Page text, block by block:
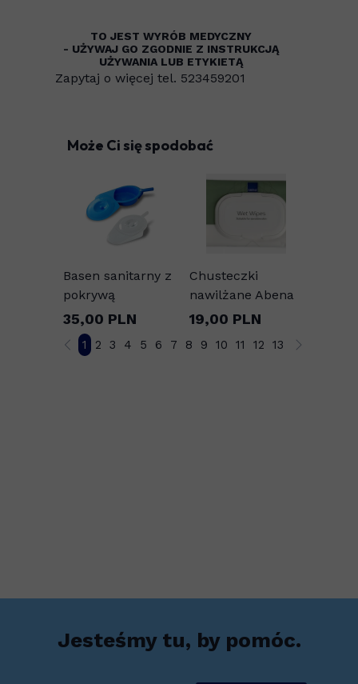
TO JEST WYRÓB MEDYCZNY
- UŻYWAJ GO ZGODNIE Z INSTRUKCJĄ
UŻYWANIA LUB ETYKIETĄ
Zapytaj o więcej tel. 523459201
Może Ci się spodobać
Basen sanitarny z
pokrywą
35,00 PLN
Chusteczki
nawilżane Abena
19,00 PLN
1 2 3 4 5 6 7 8 9 10 11 12 13
Jesteśmy tu, by pomóc.